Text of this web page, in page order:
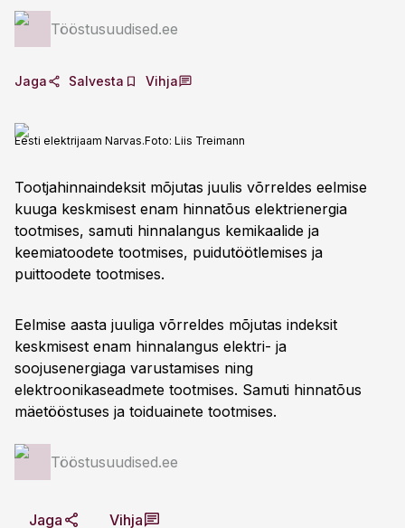
Tööstusuudised.ee
Jaga Salvesta Vihja
Eesti elektrijaam Narvas.Foto: Liis Treimann
Tootjahinnaindeksit mõjutas juulis võrreldes eelmise
kuuga keskmisest enam hinnatõus elektrienergia
tootmises, samuti hinnalangus kemikaalide ja
keemiatoodete tootmises, puidutöötlemises ja
puittoodete tootmises.
Eelmise aasta juuliga võrreldes mõjutas indeksit
keskmisest enam hinnalangus elektri- ja
soojusenergiaga varustamises ning
elektroonikaseadmete tootmises. Samuti hinnatõus
mäetööstuses ja toiduainete tootmises.
Tööstusuudised.ee
Jaga Vihja